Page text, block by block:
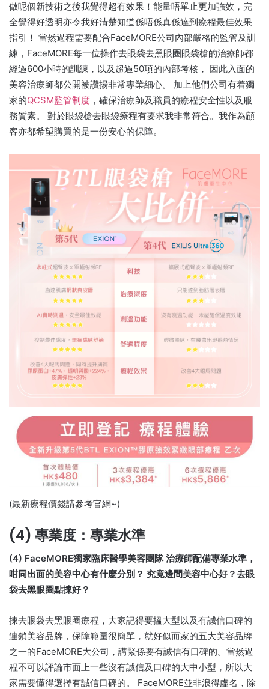
做呢個新技術之後我覺得超有效果！能量唔單止更加強效，完
全覺得好透明亦令我好清楚知道係唔係真係達到療程最佳效果
指引！ 當然過程需要配合FaceMORE公司內部嚴格的監管及訓
練，FaceMORE每一位操作去眼袋去黑眼圈眼袋槍的治療師都
經過600小時的訓練，以及超過50項的內部考核， 因此入面的
美容治療師都公開被讚揚非常專業細心。 加上他們公司有着獨
家的QCSM監管制度 ，確保治療師及職員的療程安全性以及服
務質素。 對於眼袋槍去眼袋療程有要求我非常符合。我作為顧
客亦都希望購買的是一份安心的保障。
(最新療程價錢請參考官網~)
(4) 專業度：專業水準
(4) FaceMORE獨家臨床醫學美容團隊 治療師配備專業水準，
咁同出面的美容中心有什麼分別？ 究竟邊間美容中心好？去眼
袋去黑眼圈點揀好？
揀去眼袋去黑眼圈療程，大家記得要搵大型以及有誠信口碑的
連鎖美容品牌，保障範圍很簡單，就好似而家的五大美容品牌
之一的FaceMORE大公司，講緊係要有誠信有口碑的。當然過
程不可以評論市面上一些沒有誠信及口碑的大中小型，所以大
家需要懂得選擇有誠信口碑的。 FaceMORE並非浪得虛名，除